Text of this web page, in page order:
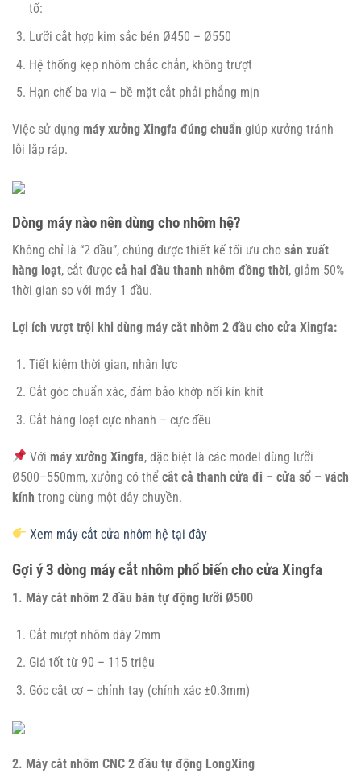
tố:
Lưỡi cắt hợp kim sắc bén Ø450 – Ø550
Hệ thống kẹp nhôm chắc chắn, không trượt
Hạn chế ba via – bề mặt cắt phải phẳng mịn
Việc sử dụng máy xưởng Xingfa đúng chuẩn giúp xưởng tránh
lỗi lắp ráp.
Dòng máy nào nên dùng cho nhôm hệ?
Không chỉ là “2 đầu”, chúng được thiết kế tối ưu cho sản xuất
hàng loạt, cắt được cả hai đầu thanh nhôm đồng thời, giảm 50%
thời gian so với máy 1 đầu.
Lợi ích vượt trội khi dùng máy cắt nhôm 2 đầu cho cửa Xingfa:
Tiết kiệm thời gian, nhân lực
Cắt góc chuẩn xác, đảm bảo khớp nối kín khít
Cắt hàng loạt cực nhanh – cực đều
Vớimáy xưởng Xingfa, đặc biệt là các model dùng lưỡi
Ø500–550mm, xưởng có thể cắt cả thanh cửa đi – cửa sổ – vách
kính trong cùng một dây chuyền.
Xem máy cắt cửa nhôm hệ tại đây
Gợi ý 3 dòng máy cắt nhôm phổ biến cho cửa Xingfa
1. Máy cắt nhôm 2 đầu bán tự động lưỡi Ø500
Cắt mượt nhôm dày 2mm
Giá tốt từ 90 – 115 triệu
Góc cắt cơ – chỉnh tay (chính xác ±0.3mm)
2. Máy cắt nhôm CNC 2 đầu tự động LongXing